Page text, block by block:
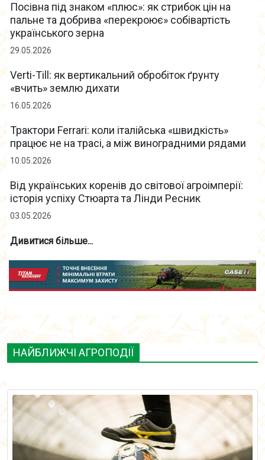
Посівна під знаком «плюс»: як стрибок цін на
пальне та добрива «перекроює» собівартість
українського зерна
29.05.2026
Verti-Till: як вертикальний обробіток ґрунту
«вчить» землю дихати
16.05.2026
Трактори Ferrari: коли італійська «швидкість»
працює не на трасі, а між виноградними рядами
10.05.2026
Від українських коренів до світової агроімперії:
історія успіху Стюарта та Лінди Ресник
03.05.2026
Дивитися більше...
НАЙБЛИЖЧІ АГРОПОДІЇ